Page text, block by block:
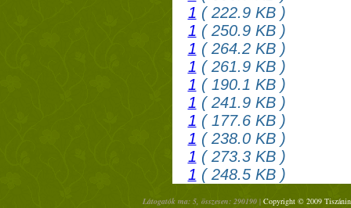
1 ( 222.9 KB )
1 ( 250.9 KB )
1 ( 264.2 KB )
1 ( 261.9 KB )
1 ( 190.1 KB )
1 ( 241.9 KB )
1 ( 177.6 KB )
1 ( 238.0 KB )
1 ( 273.3 KB )
1 ( 248.5 KB )
Látogatók ma: 5, összesen: 290190 | Copyright © 2009